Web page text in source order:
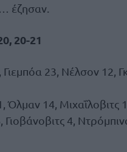
έζησαν.
20-21
23, Νέλσον 12,
Όλμαν 14, Μιχαΐλοβιτς
Γιοβάνοβιτς 4,